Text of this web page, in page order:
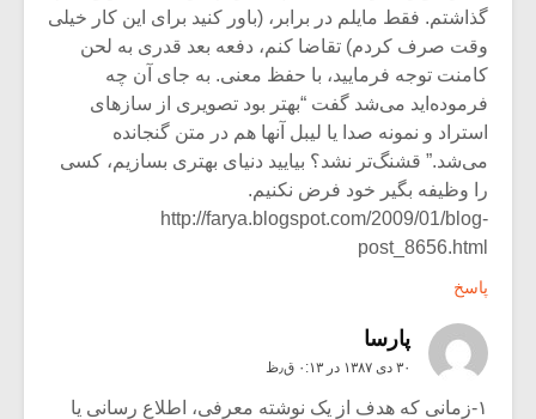
گذاشتم. فقط مایلم در برابر، (باور کنید برای این کار خیلی
وقت صرف کردم) تقاضا کنم، دفعه بعد قدری به لحن
کامنت توجه فرمایید، با حفظ معنی. به جای آن چه
فرموده‌اید می‌شد گفت “بهتر بود تصویری از سازهای
استراد و نمونه صدا یا لیبل آنها هم در متن گنجانده
می‌شد.” قشنگ‌تر نشد؟ بیایید دنیای بهتری بسازیم، کسی
را وظیفه بگیر خود فرض نکنیم.
http://farya.blogspot.com/2009/01/blog-
post_8656.html
پاسخ
پارسا
۳۰ دی ۱۳۸۷ در ۰:۱۳ ق٫ظ
۱-زمانی که هدف از یک نوشته معرفی، اطلاع رسانی یا